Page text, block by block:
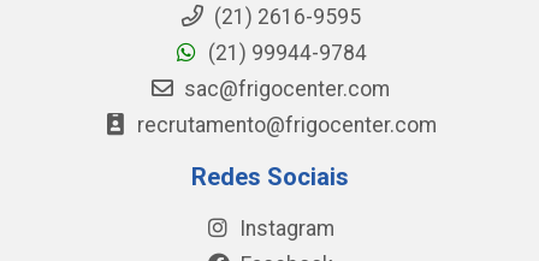
(21) 2616-9595
(21) 99944-9784
sac@frigocenter.com
recrutamento@frigocenter.com
Redes Sociais
Instagram